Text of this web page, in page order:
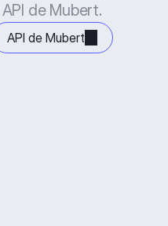
de Mubert.
API de Mubert